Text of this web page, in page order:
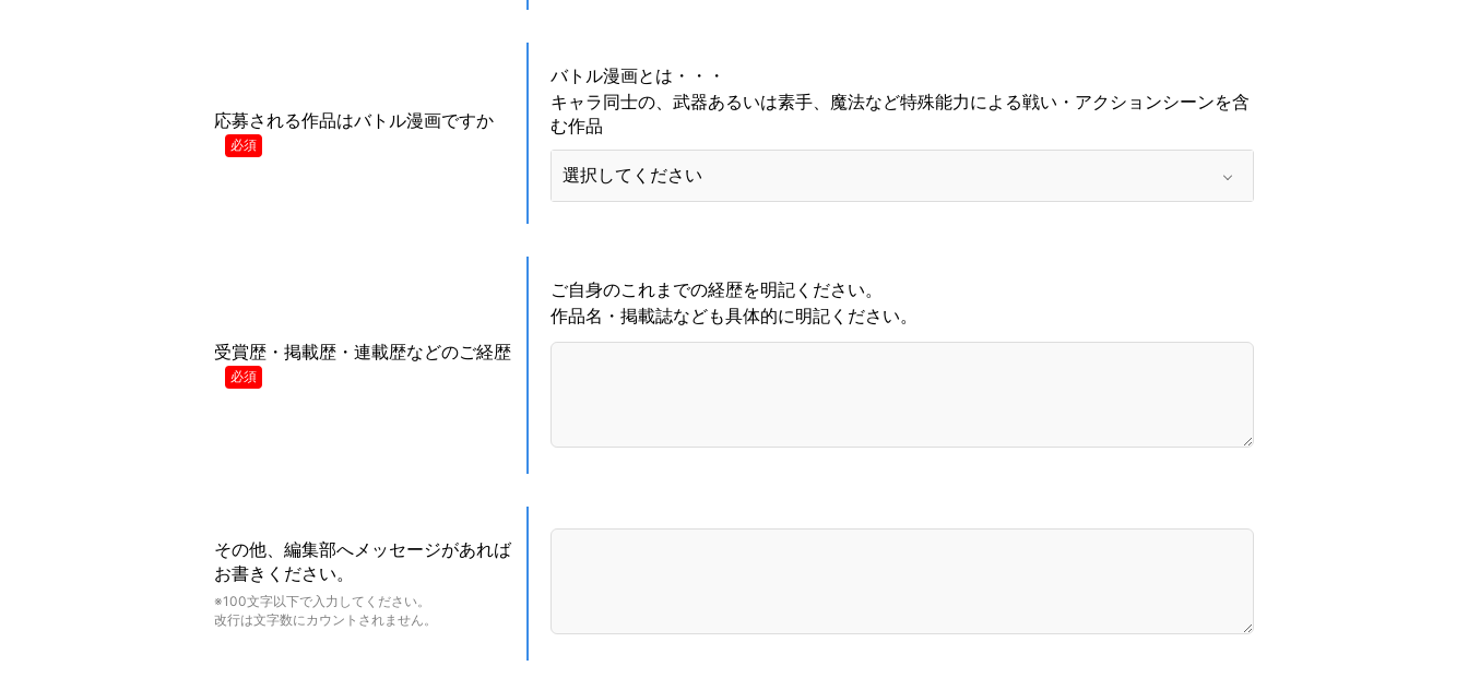
応募される作品はバトル漫画ですか
必須
バトル漫画とは・・・
キャラ同士の、武器あるいは素手、魔法など特殊能力による戦い・アクションシーンを含
む作品
受賞歴・掲載歴・連載歴などのご経歴
必須
ご自身のこれまでの経歴を明記ください。
作品名・掲載誌なども具体的に明記ください。
その他、編集部へメッセージがあれば
お書きください。
※100文字以下で入力してください。
改行は文字数にカウントされません。